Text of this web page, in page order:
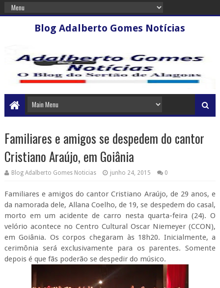
Blog Adalberto Gomes Notícias
Familiares e amigos se despedem do cantor
Cristiano Araújo, em Goiânia
Blog Adalberto Gomes Noticias junho 24, 2015 0
Familiares e amigos do cantor Cristiano Araújo, de 29 anos, e
da namorada dele, Allana Coelho, de 19, se despedem do casal,
morto em um acidente de carro nesta quarta-feira (24). O
velório acontece no Centro Cultural Oscar Niemeyer (CCON),
em Goiânia. Os corpos chegaram às 18h20. Inicialmente, a
cerimônia será exclusivamente para os parentes. Somente
depois é que fãs poderão se despedir do músico.